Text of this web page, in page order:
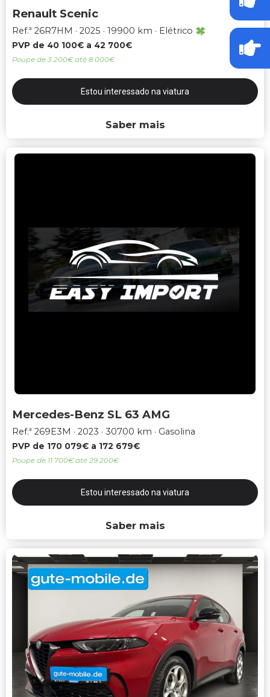
Renault Scenic
Ref.ª 26R7HM 2025 19900 km Elétrico
PVP de 40 100€ a 42 700€
Poupe de 3 200€ até 8 000€
Estou interessado na viatura
Saber mais
Mercedes-Benz SL 63 AMG
Ref.ª 269E3M 2023 30700 km Gasolina
PVP de 170 079€ a 172 679€
Poupe de 11 700€ até 29 200€
Estou interessado na viatura
Saber mais